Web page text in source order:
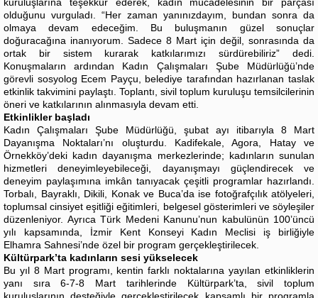
olduğunu vurguladı. “Her zaman yanınızdayım, bundan sonra da
olmaya devam edeceğim. Bu buluşmanın güzel sonuçlar
doğuracağına inanıyorum. Sadece 8 Mart için değil, sonrasında da
ortak bir sistem kurarak katkılarımızı sürdürebiliriz” dedi.
Konuşmaların ardından Kadın Çalışmaları Şube Müdürlüğü’nde
görevli sosyolog Ecem Payçu, belediye tarafından hazırlanan taslak
etkinlik takvimini paylaştı. Toplantı, sivil toplum kuruluşu temsilcilerinin
öneri ve katkılarının alınmasıyla devam etti.
Etkinlikler başladı
Kadın Çalışmaları Şube Müdürlüğü, şubat ayı itibarıyla 8 Mart
Dayanışma Noktaları’nı oluşturdu. Kadifekale, Agora, Hatay ve
Örnekköy’deki kadın dayanışma merkezlerinde; kadınların sunulan
hizmetleri deneyimleyebileceği, dayanışmayı güçlendirecek ve
deneyim paylaşımına imkân tanıyacak çeşitli programlar hazırlandı.
Torbalı, Bayraklı, Dikili, Konak ve Buca’da ise fotoğrafçılık atölyeleri,
toplumsal cinsiyet eşitliği eğitimleri, belgesel gösterimleri ve söyleşiler
düzenleniyor. Ayrıca Türk Medeni Kanunu’nun kabulünün 100’üncü
yılı kapsamında, İzmir Kent Konseyi Kadın Meclisi iş birliğiyle
Elhamra Sahnesi’nde özel bir program gerçekleştirilecek.
Kültürpark’ta kadınların sesi yükselecek
Bu yıl 8 Mart programı, kentin farklı noktalarına yayılan etkinliklerin
yanı sıra 6-7-8 Mart tarihlerinde Kültürpark’ta, sivil toplum
kuruluşlarının desteğiyle gerçekleştirilecek kapsamlı bir programla